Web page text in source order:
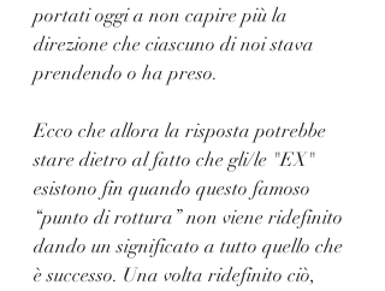
portati oggi a non capire più la
direzione che ciascuno di noi stava
prendendo o ha preso.
Ecco che allora la risposta potrebbe
stare dietro al fatto che gli/le "EX"
esistono fin quando questo famoso
“punto di rottura” non viene ridefinito
dando un significato a tutto quello che
è successo. Una volta ridefinito ciò,